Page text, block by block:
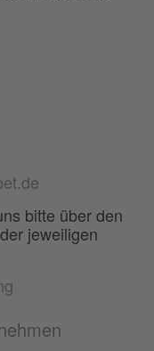
bitte über den
jeweiligen